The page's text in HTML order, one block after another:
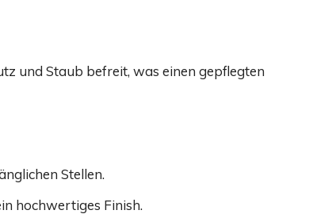
und Staub befreit, was einen gepflegten
Stellen.
hochwertiges Finish.